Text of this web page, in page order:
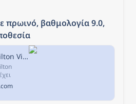
πρωινό, βαθμολογία 9.0,
Hampton By Hilton Vienna City West, Βιέννη, Αυστρία